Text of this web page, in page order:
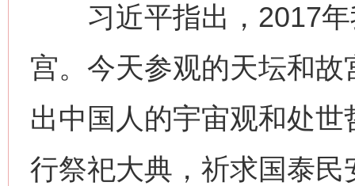
习近平指出，2017年
宫。今天参观的天坛和故
出中国人的宇宙观和处
行祭祀大典，祈求国泰